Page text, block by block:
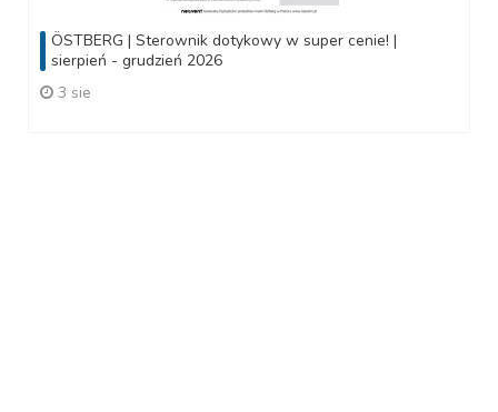
ÖSTBERG | Sterownik dotykowy w super cenie! |
sierpień - grudzień 2026
3 sie